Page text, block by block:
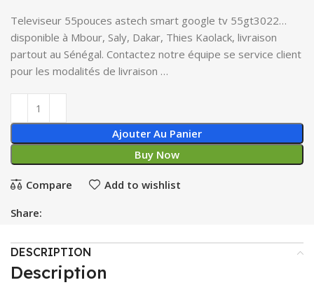
Televiseur 55pouces astech smart google tv 55gt3022…
disponible à Mbour, Saly, Dakar, Thies Kaolack, livraison
partout au Sénégal. Contactez notre équipe se service client
pour les modalités de livraison …
Ajouter Au Panier
Buy Now
Compare Add to wishlist
Share:
DESCRIPTION
Description